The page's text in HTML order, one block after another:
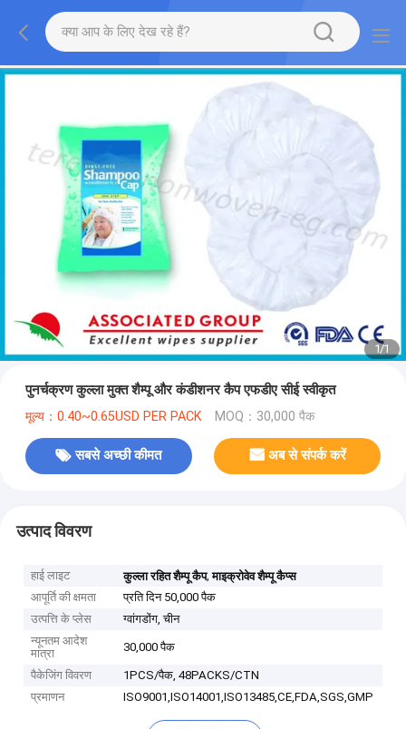
1/1
पुनर्चक्रण कुल्ला मुक्त शैम्पू और कंडीशनर कैप एफडीए सीई स्वीकृत
मूल्य：0.40~0.65USD PER PACK MOQ：30,000 पैक
सबसे अच्छी कीमत अब से संपर्क करें
उत्पाद विवरण
हाई लाइट कुल्ला रहित शैम्पू कैप,माइक्रोवेव शैम्पू कैप्स
आपूर्ति की क्षमता
प्रति दिन 50,000 पैक
उत्पत्ति के प्लेस
ग्वांगडोंग, चीन
न्यूनतम आदेश
मात्रा
30,000 पैक
पैकेजिंग विवरण
1PCS/पैक, 48PACKS/CTN
प्रमाणन
ISO9001,ISO14001,ISO13485,CE,FDA,SGS,GMP